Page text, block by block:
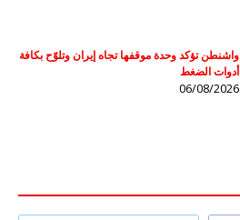
واشنطن تؤكد وحدة موقفها تجاه إيران وتلوّح بكافة
أدوات الضغط
06/08/2026